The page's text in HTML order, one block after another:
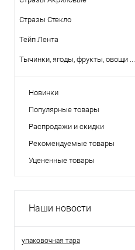
Стразы Стекло
Тейп Лента
Тычинки, ягоды, фрукты, овощи ...
Новинки
Популярные товары
Распродажи и скидки
Рекомендуемые товары
Уцененные товары
Наши новости
упаковочная тара